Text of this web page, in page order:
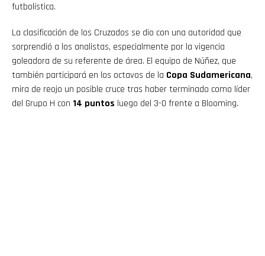
futbolística.
La clasificación de los Cruzados se dio con una autoridad que
sorprendió a los analistas, especialmente por la vigencia
goleadora de su referente de área. El equipo de Núñez, que
también participará en los octavos de la Copa Sudamericana,
mira de reojo un posible cruce tras haber terminado como líder
del Grupo H con 14 puntos luego del 3-0 frente a Blooming.